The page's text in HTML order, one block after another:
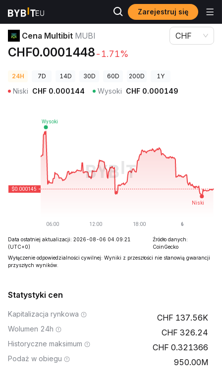
Zarejestruj się
Ceny kryptowalut Cena Multibit MUBI
Cena Multibit MUBI
CHF0.0001448-1.71%
CHF
24H 7D 14D 30D 60D 200D 1Y
Niski CHF 0.000144 Wysoki CHF 0.000149
Data ostatniej aktualizacji: 2026-08-06 04:09:21
(UTC+0)
Źródło danych:
CoinGecko
Wyłączenie odpowiedzialności cywilnej: Wyniki z przeszłości nie stanowią gwarancji
przyszłych wyników.
Statystyki cen
Kapitalizacja rynkowa 137.56K
Wolumen 24h 326.24
Historyczne maksimum 0.321366
Podaż w obiegu 950.00M